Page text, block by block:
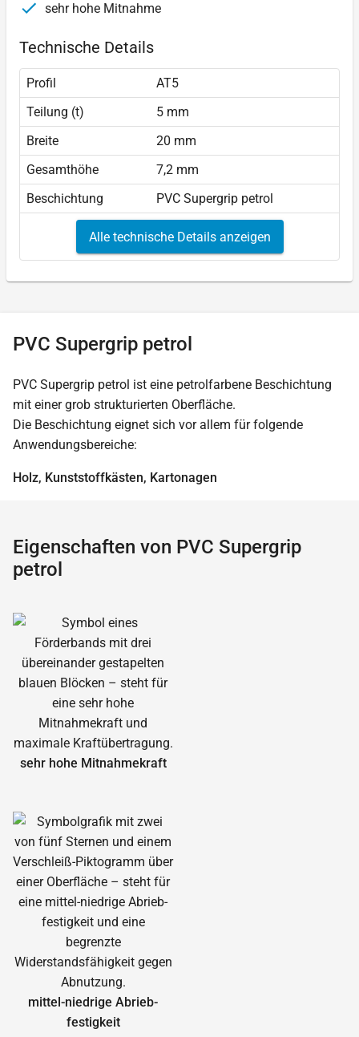
sehr hohe Mitnahme
Technische Details
Profil
AT5
Teilung (t)
5 mm
Breite
20 mm
Gesamthöhe
7,2 mm
Beschichtung
PVC Supergrip petrol
Alle technische Details anzeigen
PVC Supergrip petrol
PVC Supergrip petrol ist eine petrolfarbene Beschichtung
mit einer grob strukturierten Oberfläche.
Die Beschichtung eignet sich vor allem für folgende
Anwendungsbereiche:
Holz, Kunststoffkästen, Kartonagen
Eigenschaften von PVC Supergrip
petrol
sehr hohe Mitnahmekraft
mittel-niedrige Abrieb­
festigkeit